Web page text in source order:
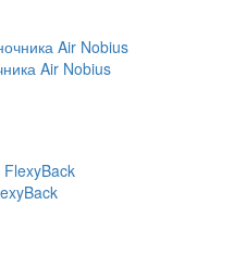
Air Nobius